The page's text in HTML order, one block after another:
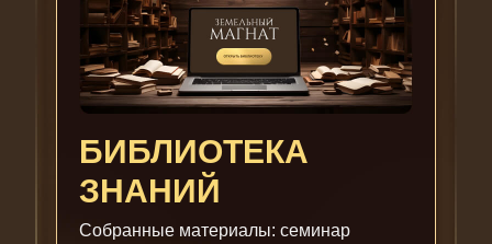
БИБЛИОТЕКА
ЗНАНИЙ
Cобранные материалы: семинар